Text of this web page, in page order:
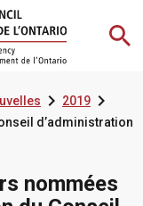
 2019
d’administration
nommées